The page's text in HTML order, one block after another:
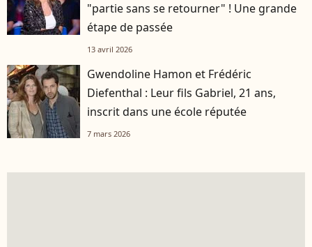
"partie sans se retourner" ! Une grande
étape de passée
13 avril 2026
Gwendoline Hamon et Frédéric
Diefenthal : Leur fils Gabriel, 21 ans,
inscrit dans une école réputée
7 mars 2026